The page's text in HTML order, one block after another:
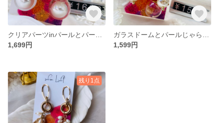
1,699円
1,599円
残り1点